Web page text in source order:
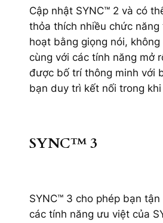
Cập nhật SYNC™ 2 và có
thỏa thích nhiều chức năng
hoạt bằng giọng nói,
cùng với các tính năng mở
được bố trí thông minh với
bạn duy trì kết nối trong
SYNC™ 3
SYNC™ 3 cho phép bạn
các tính năng ưu việt của